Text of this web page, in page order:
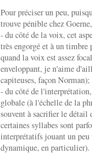
Pour préciser un peu,
trouve pénible chez
- du côté de la voix, cet
très engorgé et à un
quand la voix est assez
enveloppant, je n'aime
capiteuses, façon Norman);
- du côté de
globale (à l'échelle de la
souvent à sacrifier le détail
certaines syllabes sont
interprétatifs jouant un peu
dynamique, en particulier).